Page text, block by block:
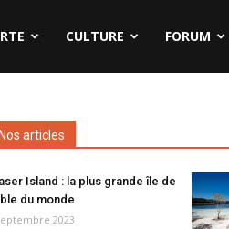
CULTURE FORUM
articles
Island : la plus grande île de
du monde
2023